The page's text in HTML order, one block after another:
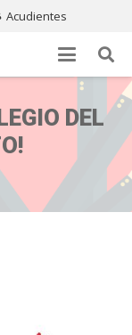
Acudientes
DEL